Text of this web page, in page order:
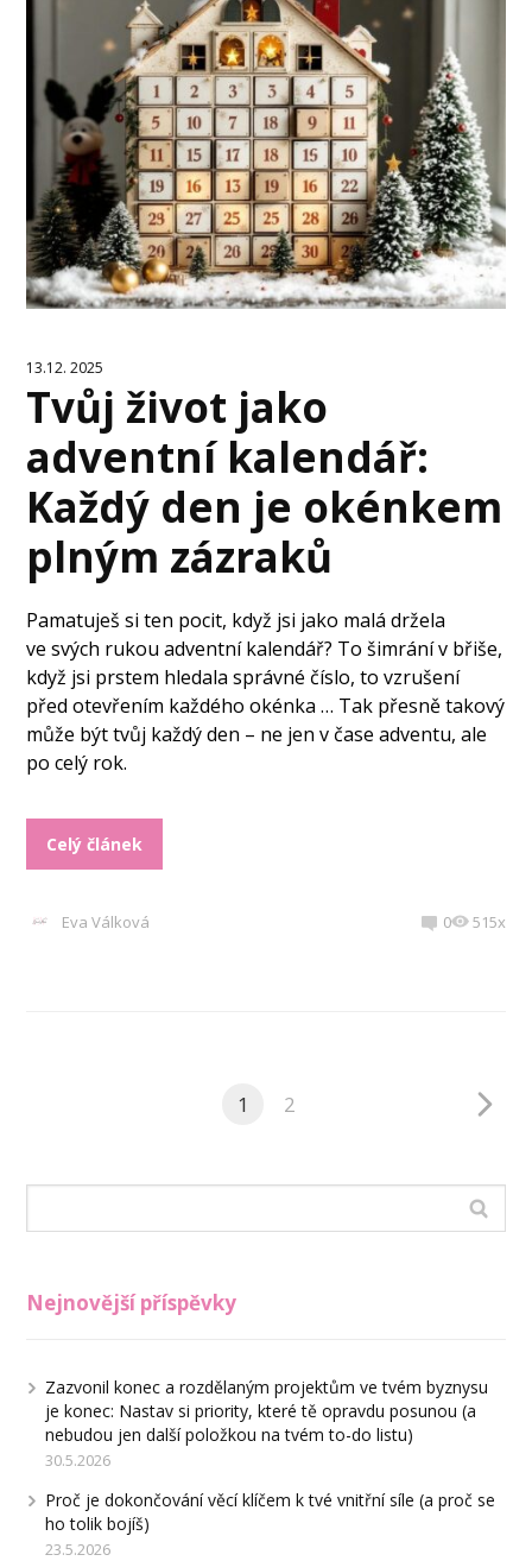
13.12. 2025
Tvůj život jako
adventní kalendář:
Každý den je okénkem
plným zázraků
Pamatuješ si ten pocit, když jsi jako malá držela
ve svých rukou adventní kalendář? To šimrání v břiše,
když jsi prstem hledala správné číslo, to vzrušení
před otevřením každého okénka … Tak přesně takový
může být tvůj každý den – ne jen v čase adventu, ale
po celý rok.
Celý článek
Eva Válková 0 515x
1 2
Nejnovější příspěvky
Zazvonil konec a rozdělaným projektům ve tvém byznysu
je konec: Nastav si priority, které tě opravdu posunou (a
nebudou jen další položkou na tvém to-do listu)
30.5.2026
Proč je dokončování věcí klíčem k tvé vnitřní síle (a proč se
ho tolik bojíš)
23.5.2026